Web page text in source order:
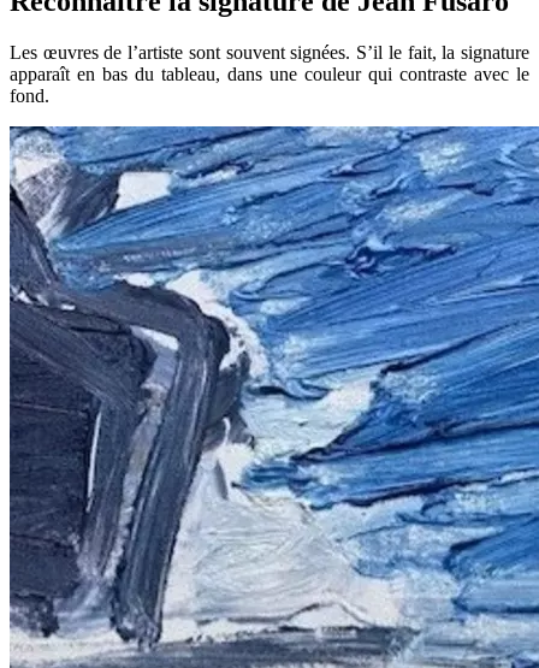
Les œuvres de l’artiste sont souvent signées. S’il le fait, la signature
apparaît en bas du tableau, dans une couleur qui contraste avec le
fond.